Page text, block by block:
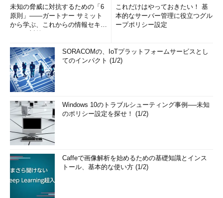
未知の脅威に対抗するための「6
原則」――ガートナー サミット
から学ぶ、これからの情報セキュ
これだけはやっておきたい！ 基
本的なサーバー管理に役立つグル
ープポリシー設定
SORACOMの、IoTプラットフォームサービスとし
てのインパクト (1/2)
Windows 10のトラブルシューティング事例──未知
のポリシー設定を探せ！ (1/2)
Caffeで画像解析を始めるための基礎知識とインス
トール、基本的な使い方 (1/2)